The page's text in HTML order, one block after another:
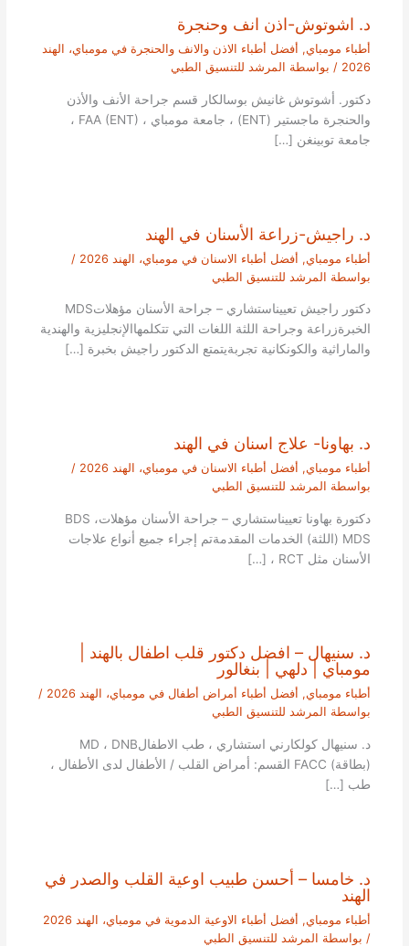
د. اشوتوش-اذن انف وحنجرة
أطباء مومباي, أفضل أطباء الاذن والانف والحنجرة في مومباي، الهند
2026 / بواسطة المرشد للتنسيق الطبي
دكتور. أشوتوش غانيش بوسالكار قسم جراحة الأنف والأذن
والحنجرة ماجستير (ENT) ، جامعة مومباي ، FAA (ENT) ،
جامعة توبينغن […]
د. راجيش-زراعة الأسنان في الهند
أطباء مومباي, أفضل أطباء الاسنان في مومباي، الهند 2026
/
بواسطة المرشد للتنسيق الطبي
دكتور راجيش تعييناستشاري – جراحة الأسنان مؤهلاتMDS
الخبرةزراعة وجراحة اللثة اللغات التي تتكلمهاالإنجليزية والهندية
والماراثية والكونكانية تجربةيتمتع الدكتور راجيش بخبرة […]
د. بهاونا- علاج اسنان في الهند
أطباء مومباي, أفضل أطباء الاسنان في مومباي، الهند 2026
/
بواسطة المرشد للتنسيق الطبي
دكتورة بهاونا تعييناستشاري – جراحة الأسنان مؤهلاتBDS ،
MDS (اللثة) الخدمات المقدمةتم إجراء جميع أنواع علاجات
الأسنان مثل RCT ، […]
د. سنيهال – افضل دكتور قلب اطفال بالهند |
مومباي | دلهي | بنغالور
أطباء مومباي, أفضل أطباء أمراض أطفال في مومباي، الهند 2026
/
بواسطة المرشد للتنسيق الطبي
د. سنيهال كولكارني استشاري ، طب الاطفالMD ، DNB
(بطاقة) FACC القسم: أمراض القلب / الأطفال لدى الأطفال ،
طب […]
د. خامسا – أحسن طبيب اوعية القلب والصدر في
الهند
أطباء مومباي, أفضل أطباء الاوعية الدموية في مومباي، الهند 2026
/ بواسطة المرشد للتنسيق الطبي